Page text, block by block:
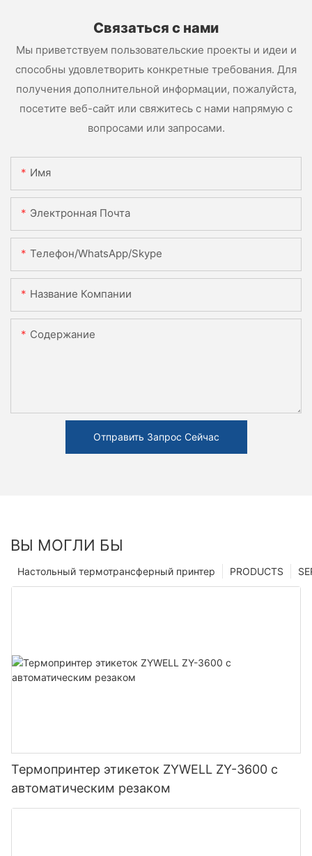
Связаться с нами
Мы приветствуем пользовательские проекты и идеи и
способны удовлетворить конкретные требования. Для
получения дополнительной информации, пожалуйста,
посетите веб-сайт или свяжитесь с нами напрямую с
вопросами или запросами.
Имя
Электронная Почта
Телефон/WhatsApp/Skype
Название Компании
Содержание
Отправить Запрос Сейчас
ВЫ МОГЛИ БЫ
PRODUCTS
Настольный термотрансферный принтер
Термопринтер этикеток ZYWELL ZY-3600 с
автоматическим резаком